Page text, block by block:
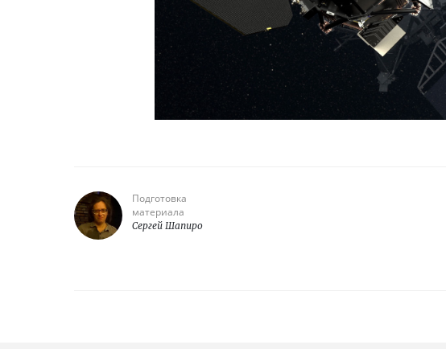
Подготовка
материала
Сергей Шапиро